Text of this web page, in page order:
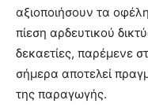
αξιοποιήσουν τα
πίεση αρδευτικού
δεκαετίες, παρέμενε
σήμερα αποτελεί
της παραγωγής.